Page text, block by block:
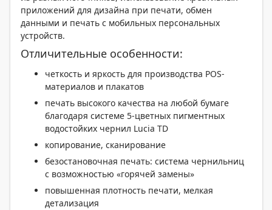
приложений для дизайна при печати, обмен
данными и печать с мобильных персональных
устройств.
Отличительные особенности:
четкость и яркость для производства POS-
материалов и плакатов
печать высокого качества на любой бумаге
благодаря системе 5-цветных пигментных
водостойких чернил Lucia TD
копирование, сканирование
безостановочная печать: система чернильниц
с возможностью «горячей замены»
повышенная плотность печати, мелкая
детализация